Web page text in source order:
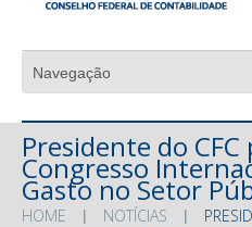
Presidente do
Congresso
Gasto no Setor
HOME NOTÍCIAS